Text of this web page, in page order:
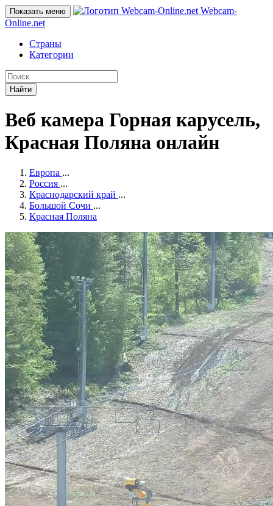
Показать меню
Webcam-
Online.net
Страны
Категории
Найти
Веб камера Горная карусель,
Красная Поляна онлайн
Европа ...
Россия ...
Краснодарский край ...
Большой Сочи ...
Красная Поляна